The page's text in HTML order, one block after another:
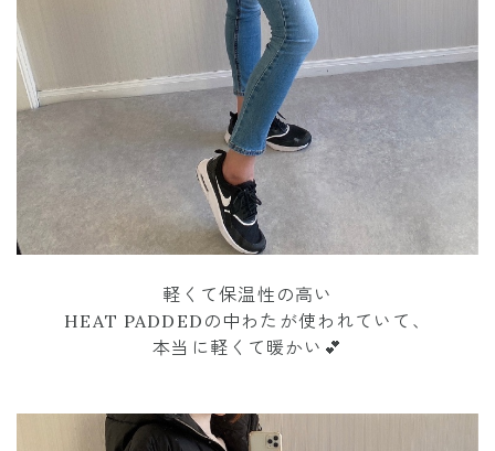
軽くて保温性の高い
HEAT PADDEDの中わたが使われていて、
本当に軽くて暖かい💕